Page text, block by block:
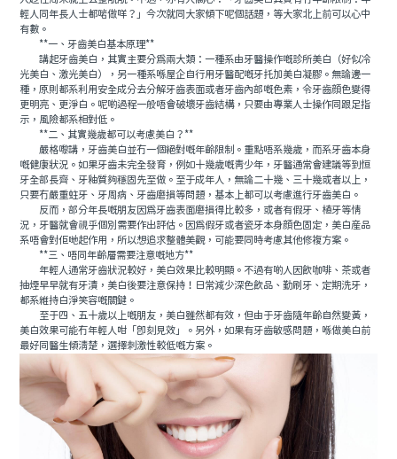
輕人同年長人士都啱做咩？」今次就同大家傾下呢個話題，等大家北上前可以心中
有數。
**一、牙齒美白基本原理**
講起牙齒美白，其實主要分爲兩大類：一種系由牙醫操作嘅診所美白（好似冷
光美白、激光美白），另一種系喺屋企自行用牙醫配嘅牙托加美白凝膠。無論邊一
種，原則都系利用安全成分去分解牙齒表面或者牙齒內部嘅色素，令牙齒顔色變得
更明亮、更淨白。呢啲過程一般唔會破壞牙齒結構，只要由專業人士操作同跟足指
示，風險都系相對低。
**二、其實幾歲都可以考慮美白？**
嚴格嚟講，牙齒美白並冇一個絕對嘅年齡限制。重點唔系幾歲，而系牙齒本身
嘅健康狀況。如果牙齒未完全發育，例如十幾歲嘅青少年，牙醫通常會建議等到恒
牙全部長齊、牙釉質夠穩固先至做。至于成年人，無論二十幾、三十幾或者以上，
只要冇嚴重蛀牙、牙周病、牙齒磨損等問題，基本上都可以考慮進行牙齒美白。
反而，部分年長嘅朋友因爲牙齒表面磨損得比較多，或者有假牙、植牙等情
況，牙醫就會視乎個別需要作出評估。因爲假牙或者瓷牙本身顔色固定，美白産品
系唔會對佢哋起作用，所以想追求整體美觀，可能要同時考慮其他修複方案。
**三、唔同年齡層需要注意嘅地方**
年輕人通常牙齒狀況較好，美白效果比較明顯。不過有啲人因飲咖啡、茶或者
抽煙早早就有牙漬，美白後要注意保持！日常減少深色飲品、勤刷牙、定期洗牙，
都系維持白淨笑容嘅關鍵。
至于四、五十歲以上嘅朋友，美白雖然都有效，但由于牙齒隨年齡自然變黃，
美白效果可能冇年輕人咁「即刻見效」。另外，如果有牙齒敏感問題，喺做美白前
最好同醫生傾清楚，選擇刺激性較低嘅方案。